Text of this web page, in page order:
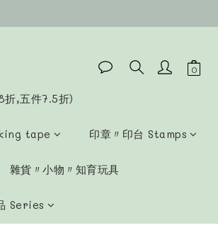
折,五件7.5折)
tape 印章〃印台 Stamps
雜貨〃小物〃知育玩具
Series